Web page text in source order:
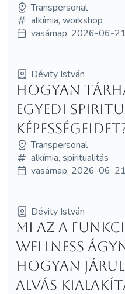
Transpersonal
alkímia, workshop
vasárnap, 2026-06-
Dévity István
Hogyan
egyedi
Transpersonal
alkímia, spiritualitás
vasárnap, 2026-06-
Dévity István
Mi az a
wellness
hogyan járul
alvás